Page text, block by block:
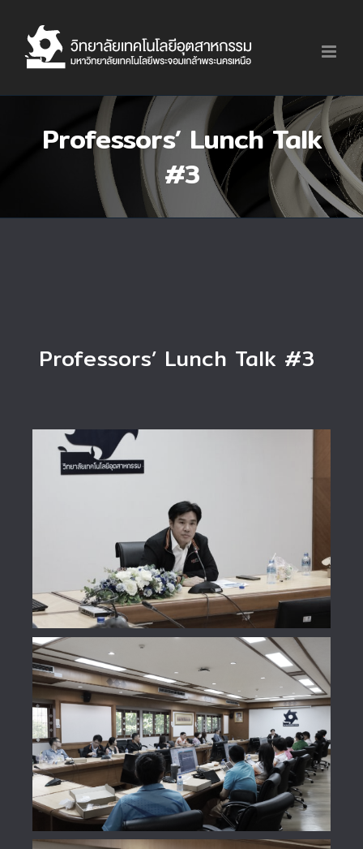
content
Professors’ Lunch Talk
#3
Professors’ Lunch Talk #3